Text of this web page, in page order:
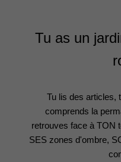
Tu as un
Tu lis des articles,
comprends la
retrouves face à TON
SES zones d'ombre,